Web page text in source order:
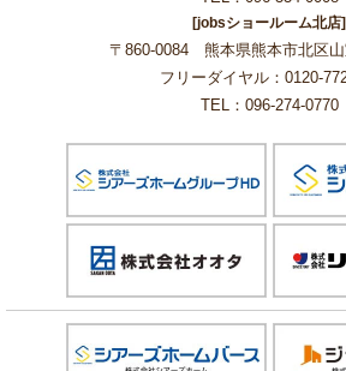
[jobsショールーム北店]
〒860-0084 熊本県熊本市北区山
フリーダイヤル：0120-
TEL：096-274-0770